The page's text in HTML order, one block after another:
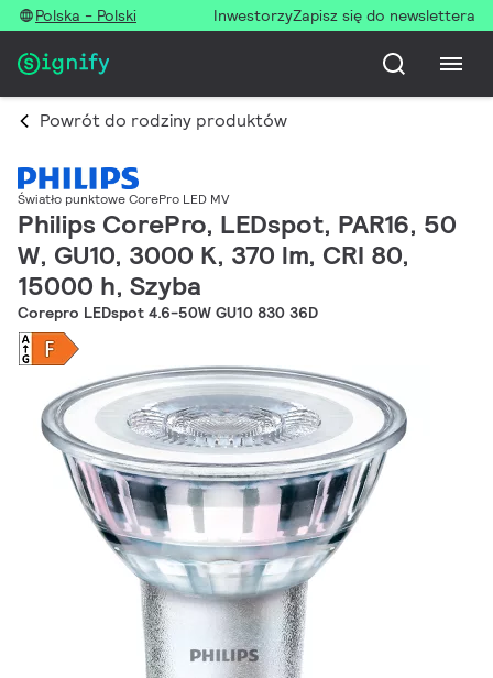
Polska - Polski InwestorzyZapisz się do newslettera
Powrót do rodziny produktów
Światło punktowe CorePro LED MV
Philips CorePro, LEDspot, PAR16, 50
W, GU10, 3000 K, 370 lm, CRI 80,
15000 h, Szyba
Corepro LEDspot 4.6-50W GU10 830 36D